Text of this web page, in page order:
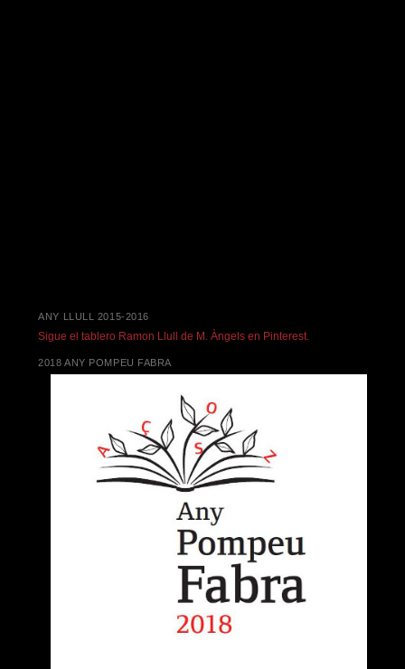
ANY LLULL 2015-2016
Sigue el tablero Ramon Llull de M. Àngels en Pinterest.
2018 ANY POMPEU FABRA